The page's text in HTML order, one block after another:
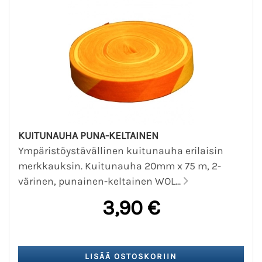
KUITUNAUHA PUNA-KELTAINEN
Ympäristöystävällinen kuitunauha erilaisin
merkkauksin. Kuitunauha 20mm x 75 m, 2-
värinen, punainen-keltainen WOL...
3,90 €